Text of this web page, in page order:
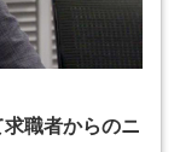
職者からのニ